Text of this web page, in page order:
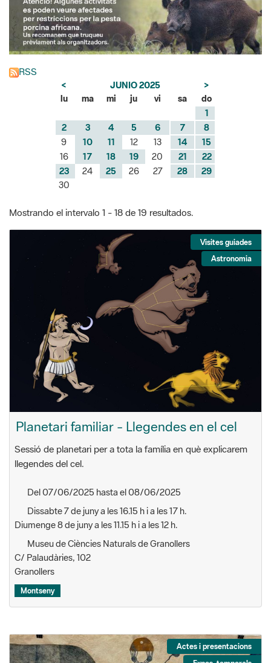
RSS
< JUNIO 2025
>
lu
ma mi ju vi sa
do
1
2
3 4 5 6 7
8
9
10 11 12 13 14
15
16
17 18 19 20 21
22
23
24 25 26 27 28
29
30
Mostrando el intervalo 1 - 18 de 19 resultados.
Visites guiades
Astronomia
Planetari familiar - Llegendes en el cel
Sessió de planetari per a tota la família en què explicarem
llegendes del cel.
Del 07/06/2025 hasta el 08/06/2025
Dissabte 7 de juny a les 16.15 h i a les 17 h.
Diumenge 8 de juny a les 11.15 h i a les 12 h.
Museu de Ciències Naturals de Granollers
C/ Palaudàries, 102
Granollers
Montseny
Actes i presentacions